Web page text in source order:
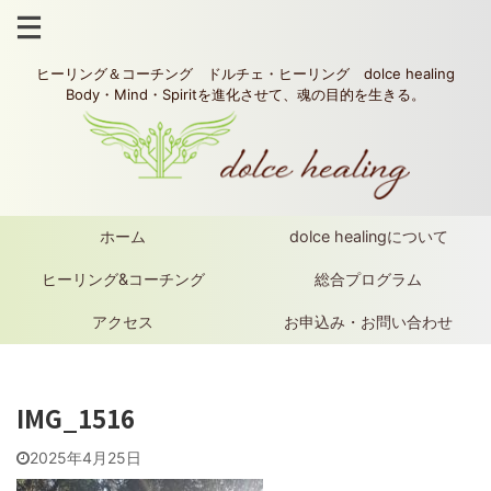
ヒーリング＆コーチング ドルチェ・ヒーリング dolce healing
Body・Mind・Spiritを進化させて、魂の目的を生きる。
ホーム dolce healingについて
ヒーリング&コーチング 総合プログラム
アクセス お申込み・お問い合わせ
IMG_1516
2025年4月25日